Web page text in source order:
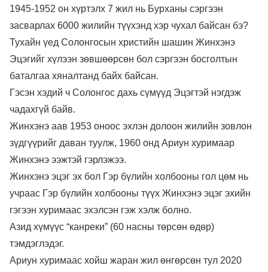
1945-1952 он хүртэлх 7 жил нь Бурханы сэргээн
засварлах 6000 жилийн түүхэнд хэр чухал байсан бэ?
Тухайн үед Солонгосын христийн шашин Жинхэнэ
Эцэгийг хүлээн зөвшөөрсөн бол сэргээн босголтын
баталгаа хяналтанд байх байсан.
Гэсэн хэдий ч Солонгос дахь сүмүүд Эцэгтэй нэгдэж
чадахгүй байв.
Жинхэнэ аав 1953 оноос эхлэн долоон жилийн зовлон
зүдгүүрийг даван туулж, 1960 онд Ариун хуримаар
Жинхэнэ ээжтэй гэрлэжээ.
Жинхэнэ эцэг эх бол Гэр бүлийн холбооны гол цөм нь
учраас Гэр бүлийн холбооны түүх Жинхэнэ эцэг эхийн
гэгээн хуримаас эхэлсэн гэж хэлж болно.
Азид хүмүүс “канреки” (60 насны төрсөн өдөр)
тэмдэглэдэг.
Ариун хуримаас хойш жаран жил өнгөрсөн тул 2020